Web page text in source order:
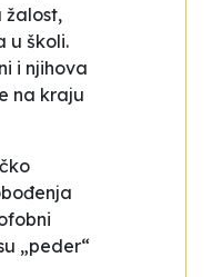
žalost,
u školi.
i njihova
na kraju
„peder“